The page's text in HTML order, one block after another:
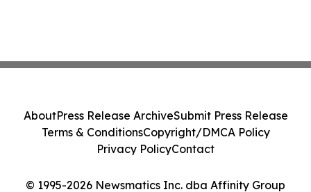
© 1995-2026 Newsmatics Inc. dba Affinity Group
AboutPress Release ArchiveSubmit Press Release
Terms & ConditionsCopyright/DMCA Policy
Privacy PolicyContact